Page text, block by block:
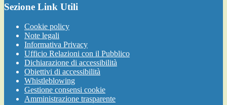
Sezione Link Utili
Cookie policy
Note legali
Informativa Privacy
Ufficio Relazioni con il Pubblico
Dichiarazione di accessibilità
Obiettivi di accessibilità
Whistleblowing
Gestione consensi cookie
Amministrazione trasparente